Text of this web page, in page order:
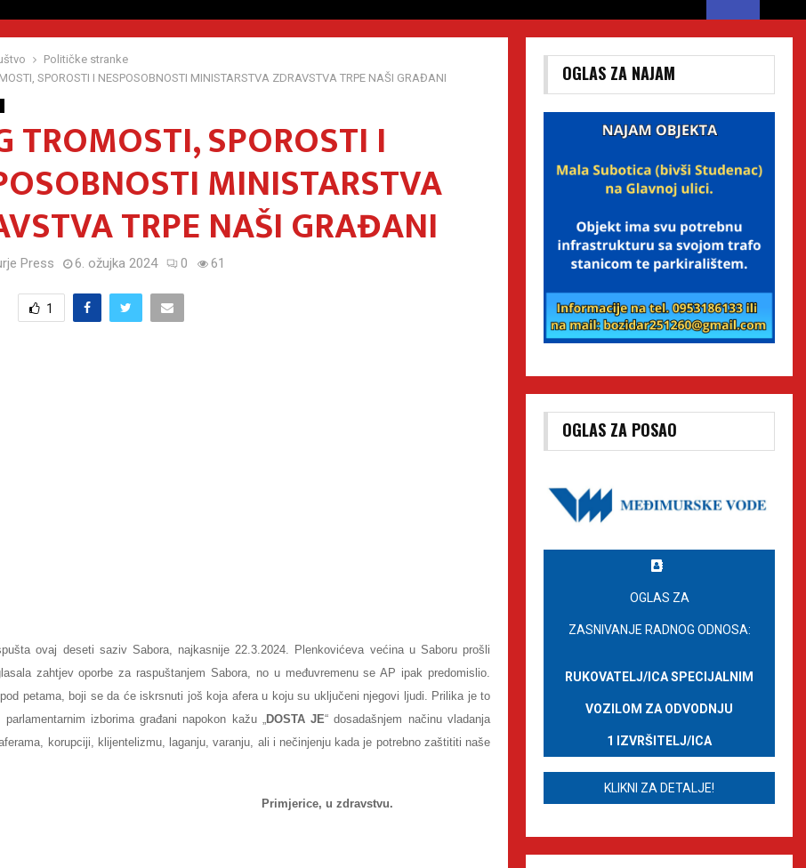
Političke stranke
SPOROSTI I NESPOSOBNOSTI MINISTARSTVA ZDRAVSTVA TRPE NAŠI GRAĐANI
TROMOSTI, SPOROSTI I
MINISTARSTVA
TRPE NAŠI GRAĐANI
Press 6. ožujka 2024 0 61
1
ovaj deseti saziv Sabora, najkasnije 22.3.2024. Plenkovićeva većina u Saboru prošli
zahtjev oporbe za raspuštanjem Sabora, no u međuvremenu se AP ipak predomislio.
petama, boji se da će iskrsnuti još koja afera u koju su uključeni njegovi ljudi. Prilika je to
izborima građani napokon kažu „ DOSTA JE“ dosadašnjem načinu vladanja
korupciji, klijentelizmu, laganju, varanju, ali i nečinjenju kada je potrebno zaštititi naše
Primjerice, u zdravstvu.
OGLAS ZA NAJAM
OGLAS ZA POSAO
OGLAS ZA
ZASNIVANJE RADNOG ODNOSA:
RUKOVATELJ/ICA SPECIJALNIM
VOZILOM ZA ODVODNJU
1 IZVRŠITELJ/ICA
KLIKNI ZA DETALJE!